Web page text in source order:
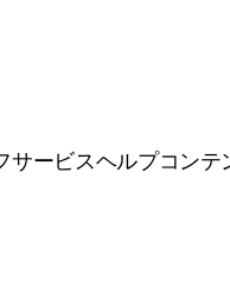
ービスヘルプコンテ